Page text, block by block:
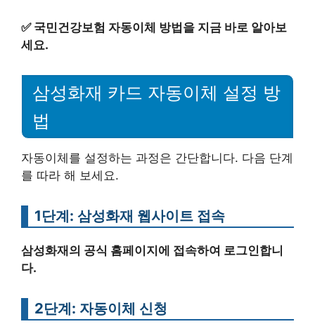
✅ 국민건강보험 자동이체 방법을 지금 바로 알아보
세요.
삼성화재 카드 자동이체 설정 방
법
자동이체를 설정하는 과정은 간단합니다. 다음 단계
를 따라 해 보세요.
1단계: 삼성화재 웹사이트 접속
삼성화재의 공식 홈페이지에 접속하여 로그인합니
다.
2단계: 자동이체 신청